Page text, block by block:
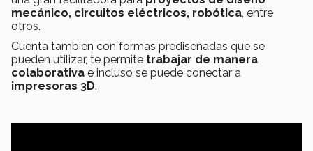
mecánico, circuitos eléctricos, robótica, entre
otros.
Cuenta también con formas prediseñadas que se
pueden utilizar, te permite trabajar de manera
colaborativa e incluso se puede conectar a
impresoras 3D.